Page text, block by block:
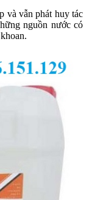
và vẫn phát huy tác
nguồn nước có